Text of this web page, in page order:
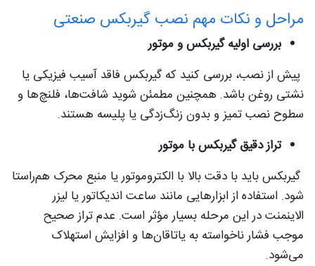
مراحل و نکات مهم نصب گیربکس صنعتی
بررسی اولیه گیربکس و موتور
پیش از نصب، بررسی کنید که گیربکس فاقد آسیب فیزیکی یا
نشتی روغن باشد. همچنین مطمئن شوید شافت‌ها، فلنچ‌ها و
سطوح نصب تمیز و بدون زنگ‌زدگی یا پلیسه هستند.
تراز دقیق گیربکس با موتور
گیربکس باید با دقت بالا با الکتروموتور یا منبع محرک هم‌راستا
شود. استفاده از ابزارهایی مانند ساعت اندیکاتور یا لیزر
الاینمنت در این مرحله بسیار مؤثر است. عدم تراز صحیح
موجب فشار ناخواسته به یاتاقان‌ها و افزایش استهلاک
می‌شود.